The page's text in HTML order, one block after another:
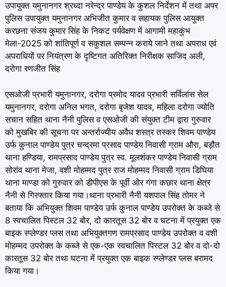
उपायुक्त यमुनानगर श्रध्दा नरेन्द्र पाण्डेय के कुशल निर्देशन में तथा अपर
पुलिस उपायुक्त यमुनानगर अभिजीत कुमार व सहायक पुलिस आयुक्त
करछना संजय कुमार सिंह के निकटपर्यवेक्षण में आगामी महाकुंभ
मेला-2025 को शांतिपूर्ण व सकुशलसम्पन्न कराये जाने तथा अपराध एवं
अपराधियों पर नियंत्रण केदृष्टिगत अतिरिक्त निरीक्षक साजिद अली,
दरोगा रणजीत सिंह
एसओजी प्रभारी यमुनानगर, दरोगा प्रमोद यादव प्रभारी सर्विलांस सेल
यमुनानगर, दरोगा अनिल भगत, दरोगा बृजेश यादव, महिला दरोगा ज्योति
सचान सहित थाना नैनी पुलिस व एसओजी की संयुक्त टीम द्वारा गुरुवार
को मुखबिर की सूचना पर अन्तर्राज्यीय अवैध शस्त्र तस्कर शिवम पाण्डेय
उर्फ कुनाल पाण्डेय पुत्र चन्द्रमा प्रसाद पाण्डेय निवासी ग्राम औरा, बड़ौत
थाना हण्डिया, रामप्रसाद पाण्डेय पुत्र स्व. मूलशंकर पाण्डेय निवासी ग्राम
सोरांव थाना मेजा, वशी मोहम्मद पुत्र राज मोहम्मद निवासी ग्राम डिघिया
थाना माण्डा को गुरुवार को डीपीएस के पूर्वी ओर गंगा कछार थाना क्षेत्र
नैनी से गिरफ्तार किया गया।थाना प्रभारी नैनी यशपाल सिंह तोमर ने
बताया कि अभियुक्त शिवम पाण्डेय उर्फ कुनाल पाण्डेय उपरोक्त के कब्जे से
8 स्वचालित पिस्टल 32 बोर, दो कारतूस 32 बोर व घटना में प्रयुक्त एक
बाइक स्प्लेण्डर प्लस तथा अभियुक्तगण रामप्रसाद पाण्डेय उपरोक्त व वशी
मोहम्मद उपरोक्त के कब्जे से एक-एक स्वचालित पिस्टल 32 बोर व दो-दो
कारतूस 32 बोर तथा घटना में प्रयुक्त एक बाइक स्प्लेण्डर प्लस बरामद
किया गया।